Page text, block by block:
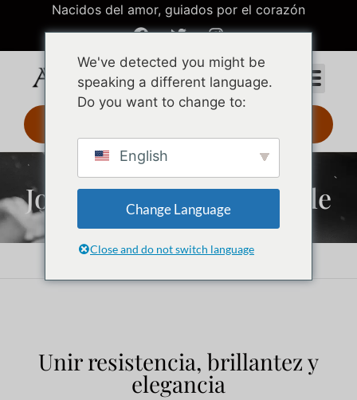
Nacidos del amor, guiados por el corazón
Joyas de acero inoxidable
Inicio Joyas de acero inoxidable
Unir resistencia, brillantez y
elegancia
We've detected you might be
speaking a different language.
Do you want to change to:
English
Change Language
Close and do not switch language